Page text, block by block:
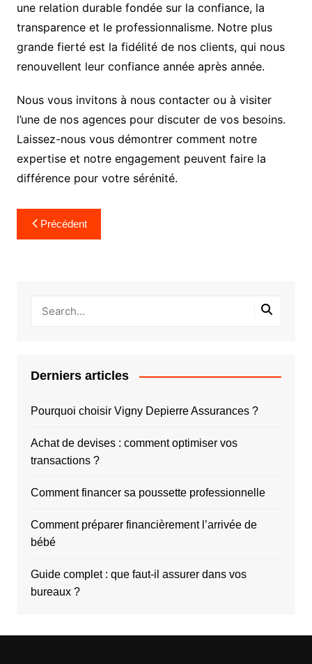
une relation durable fondée sur la confiance, la
transparence et le professionnalisme. Notre plus
grande fierté est la fidélité de nos clients, qui nous
renouvellent leur confiance année après année.
Nous vous invitons à nous contacter ou à visiter
l’une de nos agences pour discuter de vos besoins.
Laissez-nous vous démontrer comment notre
expertise et notre engagement peuvent faire la
différence pour votre sérénité.
Navigation
de
Précédent
Derniers articles
Pourquoi choisir Vigny Depierre Assurances ?
Achat de devises : comment optimiser vos
transactions ?
Comment financer sa poussette professionnelle
Comment préparer financièrement l’arrivée de
bébé
Guide complet : que faut-il assurer dans vos
bureaux ?